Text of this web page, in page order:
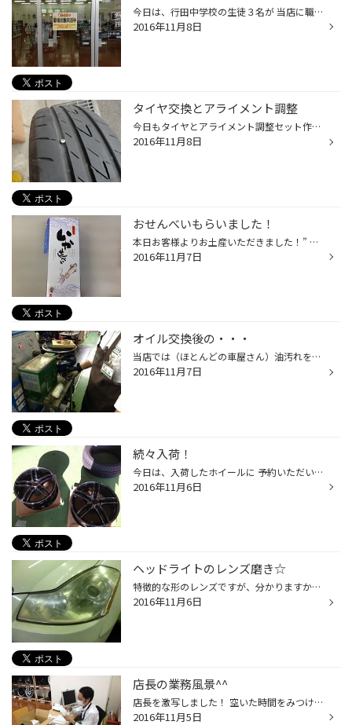
今日は、行田中学校の生徒３名が 当店に職場体験に来ました！ なんでもかんでも新鮮でしたね＾＾ やっぱり若いっていいですなぁ。 目にすることのほとんどに興味津々で 教えるこっちも熱く語ってしまい・・・（汗） 今日体験したことが、少しでもこの子達の未来で 役に立つ事があればいいなぁと思い...
2016年11月8日
タイヤ交換とアライメント調整
今日もタイヤとアライメント調整セット作業を実施！ 車両はアイシスです。 パンクしていたので点検実施しましたが、タイヤの 損傷がひどくなってしまっていて修理不可状態に＞＜ 他のタイヤも少し古く、劣化してましたので 一緒に他の４本交換へ！ パンクの後遺症など心配なので、ちゃんとアライメ...
2016年11月8日
おせんべいもらいました！
本日お客様よりお土産いただきました！” 先日、玉川温泉にいくということでご来店され スタッドレスタイヤに交換させていただきました。 そのときは、「まだ早いよね」などとお話されていて 念のため・・と装着！ そしたら、帰る前日の夜に降雪があり、当日には 路面凍結状態だったそうでした＞＜ ...
2016年11月7日
オイル交換後の・・・
当店では（ほとんどの車屋さん）油汚れをキレイにする ブレーキクリーナーというものでしっかり掃除しています！ 特に活躍するのは、オイル交換実施後に 拭き残ってしまう汚れです。 油なので、ただ拭くだけではキレイにならないので・・・・ ジェット噴射～～～！！！！！でキレイにします。
2016年11月7日
続々入荷！
今日は、入荷したホイールに 予約いただいた商品の組み付けを行いました！ 組みつけておけば、お客様が来て貰ったときに 待ち時間少なく取り付けできます。 予約も受付しているので 是非ご利用ください！ 12月に入ると混雑が予想されますので お早めをオススメします！
2016年11月6日
ヘッドライトのレンズ磨き☆
特徴的な形のレンズですが、分かりますか？ 日産フーガです！ よく見るとヘッドライトの表面が薄っすらと黄ばんでいます。 ガラス製だった昔とは違い、樹脂製なため、日に焼けてしまったり、経年劣化で、どうしてもくすんだり黄ばんでしまうんです。 表面がくすんで黄ばんでいると、照射時の明かり...
2016年11月6日
店長の業務風景^^
店長を激写しました！ 空いた時間をみつけてはいろいろやってます！ 今回はなにやら封筒に詰め詰めしてました。 お客様に送るのかな？？ もし、近々西船橋店から怪しい封書が届いたら 店長自ら作成したものですよ～！ プレミアム品です＾＾
2016年11月5日